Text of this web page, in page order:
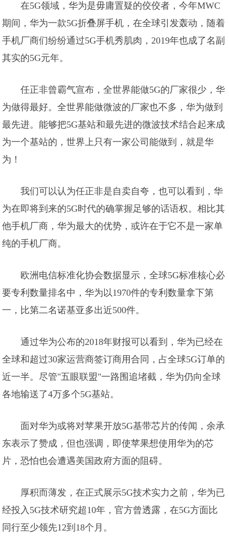
在5G领域，华为是毋庸置疑的佼佼者，今年MWC
期间，华为一款5G折叠屏手机，在全球引发轰动，随着
手机厂商们纷纷通过5G手机秀肌肉，2019年也成了名副
其实的5G元年。
任正非曾霸气宣布，全世界能做5G的厂家很少，华
为做得最好。全世界能做微波的厂家也不多，华为做到
最先进。能够把5G基站和最先进的微波技术结合起来成
为一个基站的，世界上只有一家公司能做到，就是华
为！
我们可以认为任正非是自卖自夸，也可以看到，华
为在即将到来的5G时代的确掌握足够的话语权。相比其
他手机厂商，华为最大的优势，或许在于它不是一家单
纯的手机厂商。
欧洲电信标准化协会数据显示，全球5G标准核心必
要专利数量排名中，华为以1970件的专利数量拿下第
一，比第二名诺基亚多出近500件。
通过华为公布的2018年财报可以看到，华为已经在
全球和超过30家运营商签订商用合同，占全球5G订单的
近一半。尽管"五眼联盟"一路围追堵截，华为仍向全球
各地输送了4万多个5G基站。
面对华为或将对苹果开放5G基带芯片的传闻，余承
东表示了赞成，但也强调，即使苹果想使用华为的芯
片，恐怕也会遭遇美国政府方面的阻碍。
厚积而薄发，在正式展示5G技术实力之前，华为已
经投入5G技术研究超10年，官方曾透露，在5G方面比
同行至少领先12到18个月。